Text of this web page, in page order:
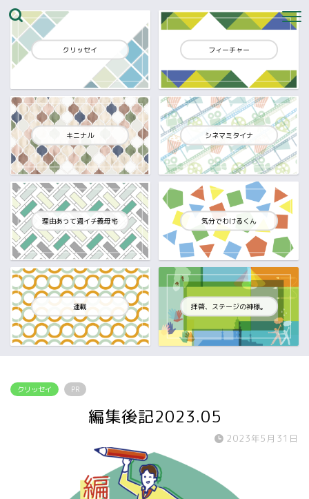
クリッセイ フィーチャー
キニナル シネマミタイナ
理由あって週イチ義母宅 気分でわけるくん
連載 拝啓、ステージの神様。
クリッセイ PR
編集後記2023.05
2023年5月31日